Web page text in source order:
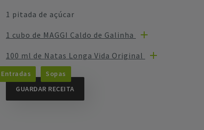
1 pitada de açúcar
1 cubo de MAGGI Caldo de Galinha
100 ml de Natas Longa Vida Original
GUARDAR RECEITA
Entradas Sopas